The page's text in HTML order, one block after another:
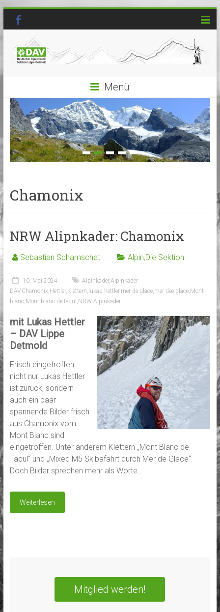
Menü
Chamonix
NRW Alipnkader: Chamonix
Sebastian Schamschat Alpin,Die Sektion
10. Mai 2024 Alpinkader,Alpinkader
DAV, Chamonix Hettler, Klettern lukas hettler, mer de glace, mer dee glace, Mont
blanc Mont blanc de tacul NRW Alpinkader
mit Lukas Hettler
– DAV Lippe
Detmold
Frisch eingetroffen –
nicht nur Lukas Hettler
ist zurück, sondern
auch ein paar
spannende Bilder frisch
aus Chamonix vom
Mont Blanc sind
eingetroffen. Unter anderem Klettern „Mont Blanc de
Tacul“ und „Mixed M5 Skibafahrt durch Mer de Glace“.
Doch Bilder sprechen mehr als Worte…
Weiterlesen
Mitglied werden!